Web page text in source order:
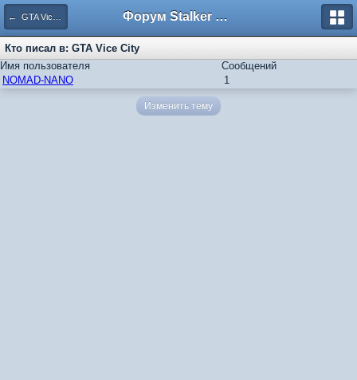
← GTA Vice City Форум Stalker Simbion Mod
Кто писал в: GTA Vice City
Имя пользователя
Сообщений
NOMAD-NANO
1
Изменить тему